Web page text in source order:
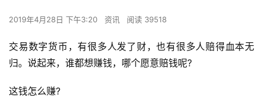
2019年4月28日 下午3:20 资讯 阅读 39518
交易数字货币，有很多人发了财，也有很多人赔得血本无
归。说起来，谁都想赚钱，哪个愿意赔钱呢?
这钱怎么赚?